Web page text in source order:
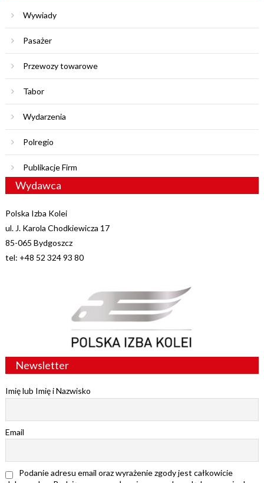
Wywiady
Pasażer
Przewozy towarowe
Tabor
Wydarzenia
Polregio
Publikacje Firm
Wydawca
Polska Izba Kolei
ul. J. Karola Chodkiewicza 17
85-065 Bydgoszcz
tel: +48 52 324 93 80
Newsletter
Imię lub Imię i Nazwisko
Email
Podanie adresu email oraz wyrażenie zgody jest całkowicie